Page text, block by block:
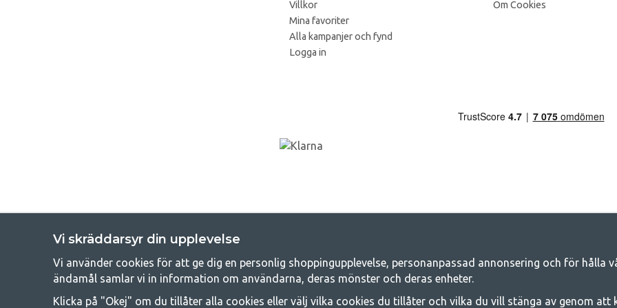
Villkor
Mina favoriter
Alla kampanjer och fynd
Logga in
Om Cookies
GetCamping.se - Din butik för camping och
råd med att campa så därför erbjuder vi riktigt bra priser på familjetält, husvagnstält och all annan utrustning för camping och
Vi skräddarsyr din upplevelse
Vi använder cookies för att ge dig en personlig shoppingupplevelse, personanpassad annonsering och för hålla
ändamål samlar vi in information om användarna, deras mönster och deras enheter.
Klicka på "Okej" om du tillåter alla cookies eller välj vilka cookies du tillåter och vilka du vill stänga av genom att